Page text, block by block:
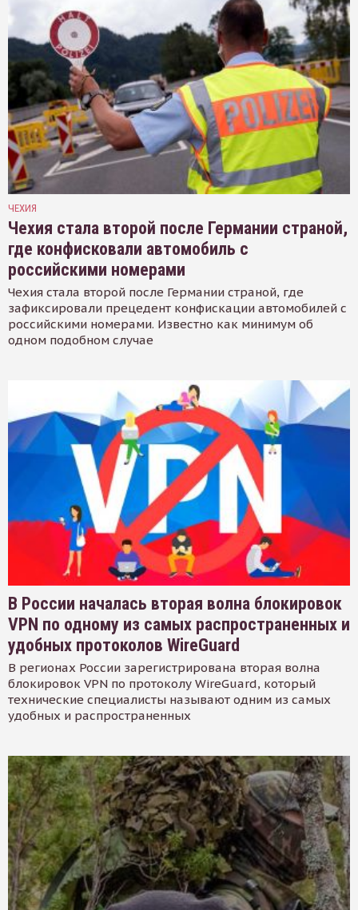
ЧЕХИЯ
Чехия стала второй после Германии страной,
где конфисковали автомобиль с
российскими номерами
Чехия стала второй после Германии страной, где
зафиксировали прецедент конфискации автомобилей с
российскими номерами. Известно как минимум об
одном подобном случае
В России началась вторая волна блокировок
VPN по одному из самых распространенных и
удобных протоколов WireGuard
В регионах России зарегистрирована вторая волна
блокировок VPN по протоколу WireGuard, который
технические специалисты называют одним из самых
удобных и распространенных